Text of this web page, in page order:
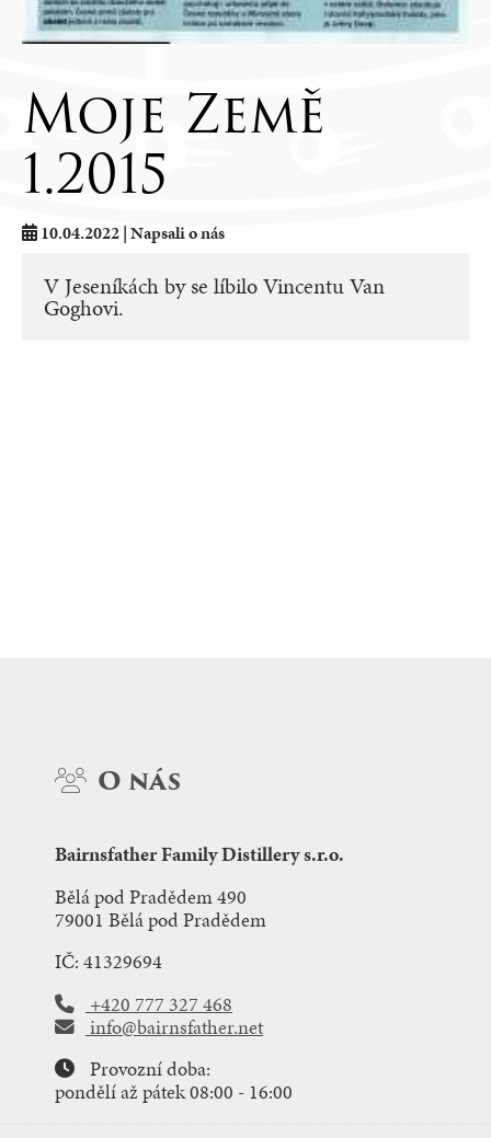
Moje Země
1.2015
10.04.2022 | Napsali o nás
V Jeseníkách by se líbilo Vincentu Van
Goghovi.
O nás
Bairnsfather Family Distillery s.r.o.
Bělá pod Pradědem 490
79001 Bělá pod Pradědem
IČ: 41329694
+420 777 327 468
info@bairnsfather.net
Provozní doba:
pondělí až pátek 08:00 - 16:00